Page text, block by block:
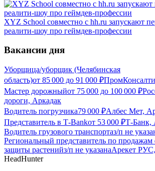
XYZ School совместно с hh.ru запускают
реалити-шоу про геймдев-профессии
Вакансии дня
Уборщица/уборщик (Челябинская
область)от 85 000 до 91 000 ₽
Мастер дорожныйот 75 000 до 100 000 ₽
дороги, Аркадак
Водитель погрузчика79 000 ₽Албес Мет,
Представитель в Т-Bankот 53 000 ₽Т-Банк,
Водитель грузового транспортаз/п не
Региональный представитель по продажам
защиты растенийз/п не указанаАрекет
HeadHunter